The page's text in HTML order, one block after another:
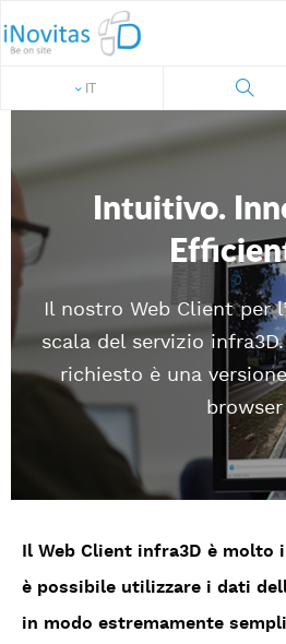
IT
Intuitivo.
Il nostro Web Client per
scala del servizio
richiesto è una
browser
Il Web Client infra3D è
è possibile utilizzare i dati
in modo estremamente